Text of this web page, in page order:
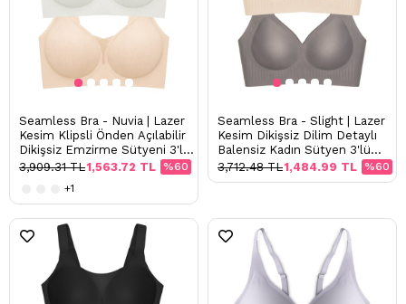
Seamless Bra - Nuvia | Lazer
Kesim Klipsli Önden Açılabilir
Dikişsiz Emzirme Sütyeni 3'lü
Paket
%60
1,563.72 TL
3,909.31 TL
+1
Seamless Bra - Slight | Lazer
Kesim Dikişsiz Dilim Detaylı
Balensiz Kadın Sütyen 3'lü
Paket-3
%60
1,484.99 TL
3,712.48 TL